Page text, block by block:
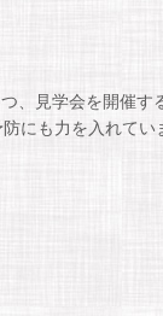
、見学会を開催す
にも力を入れて